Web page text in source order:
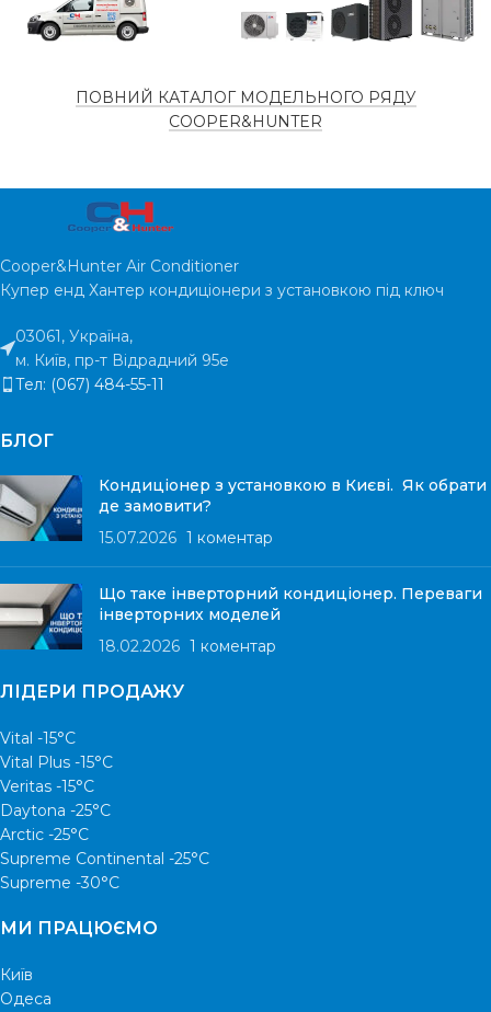
ПОВНИЙ КАТАЛОГ МОДЕЛЬНОГО РЯДУ
COOPER&HUNTER
Cooper&Hunter Air Conditioner
Купер енд Хантер кондиціонери з установкою під ключ
03061, Україна,
м. Київ, пр-т Відрадний 95е
Тел: (067) 484-55-11
БЛОГ
Кондиціонер з установкою в Києві. Як обрати
де замовити?
15.07.2026 1 коментар
Що таке інверторний кондиціонер. Переваги
інверторних моделей
18.02.2026 1 коментар
ЛІДЕРИ ПРОДАЖУ
Vital -15°С
Vital Plus -15°C
Veritas -15°С
Daytona -25°С
Arctic -25°С
Supreme Continental -25°С
Supreme -30°С
МИ ПРАЦЮЄМО
Київ
Одеса